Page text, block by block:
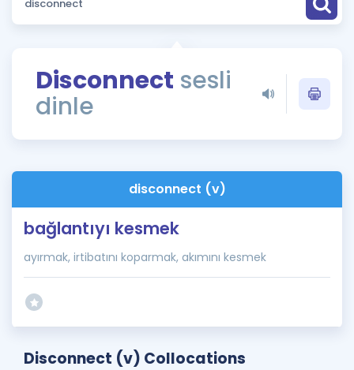
ÖSYM Sınav Takvimi
Kampanyalar
İngilizce Gramer
Disconnect sesli
dinle
disconnect (v)
bağlantıyı kesmek
ayırmak, irtibatını koparmak, akımını kesmek
Disconnect (v) Collocations